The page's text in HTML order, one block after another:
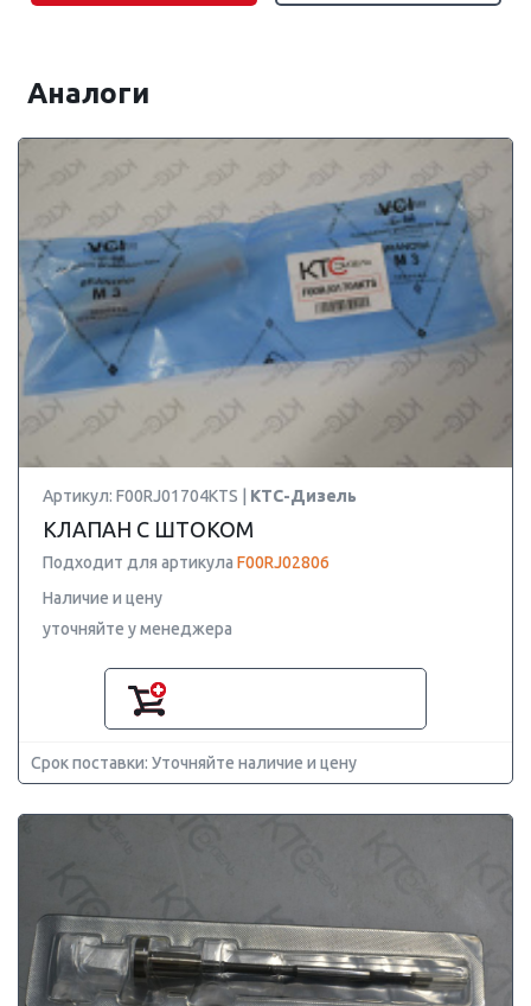
Аналоги
Артикул: F00RJ01704KTS | КТС-Дизель
КЛАПАН С ШТОКОМ
Подходит для артикула F00RJ02806
Наличие и цену
уточняйте у менеджера
Срок поставки: Уточняйте наличие и цену